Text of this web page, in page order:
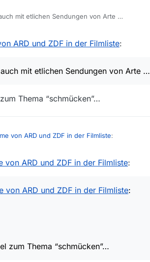
mit etlichen Sendungen von Arte …
ARD und ZDF in der Filmliste:
mit etlichen Sendungen von Arte …
Thema “schmücken”…
von ARD und ZDF in der Filmliste:
ja auch mit etlichen Sendungen von Arte …
zum Thema “schmücken”…
ARD und ZDF in der Filmliste:
von ARD und ZDF in der Filmliste:
zum Thema “schmücken”…